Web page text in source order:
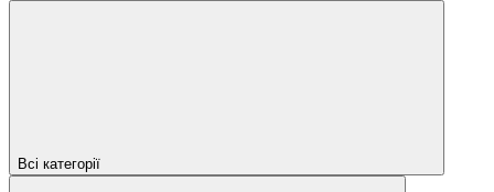
Всі категорії